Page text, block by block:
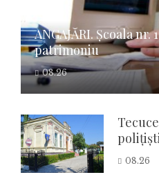
ANGAJĂRI. Școala
patrimoniu
08.26
08.26